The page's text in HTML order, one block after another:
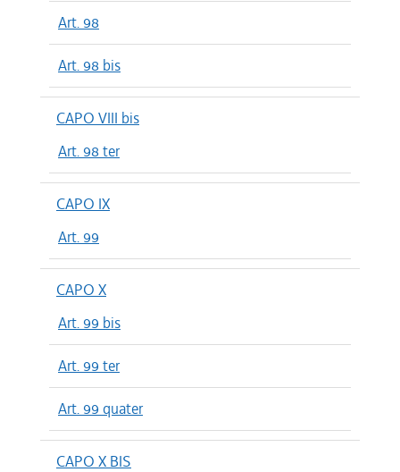
Art. 98
Art. 98 bis
CAPO VIII bis
Art. 98 ter
CAPO IX
Art. 99
CAPO X
Art. 99 bis
Art. 99 ter
Art. 99 quater
CAPO X BIS